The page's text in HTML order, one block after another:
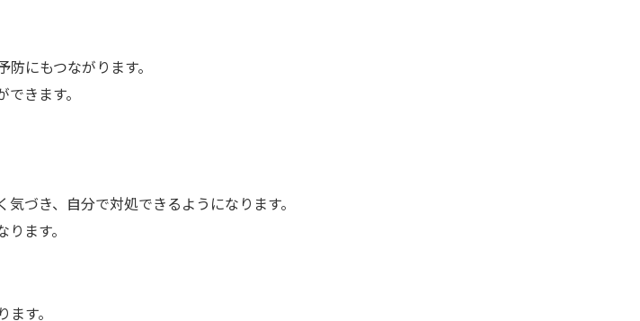
にもつながります。
きます。
づき、自分で対処できるようになります。
ます。
す。